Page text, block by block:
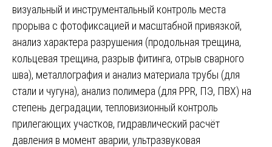
визуальный и инструментальный контроль места
прорыва с фотофиксацией и масштабной привязкой,
анализ характера разрушения (продольная трещина,
кольцевая трещина, разрыв фитинга, отрыв сварного
шва), металлография и анализ материала трубы (для
стали и чугуна), анализ полимера (для PPR, ПЭ, ПВХ) на
степень деградации, тепловизионный контроль
прилегающих участков, гидравлический расчёт
давления в момент аварии, ультразвуковая